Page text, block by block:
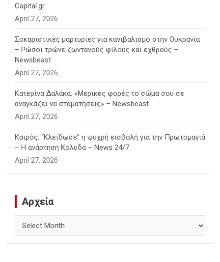
Capital.gr
April 27, 2026
Σοκαριστικές μαρτυρίες για κανιβαλισμό στην Ουκρανία
– Ρώσοι τρώνε ζωντανούς φίλους και εχθρούς –
Newsbeast
April 27, 2026
Κατερίνα Δαλάκα: «Μερικές φορές το σώμα σου σε
αναγκάζει να σταματήσεις» – Newsbeast
April 27, 2026
Καιρός: “Κλείδωσε” η ψυχρή εισβολή για την Πρωτομαγιά
– Η ανάρτηση Κολυδά – News 24/7
April 27, 2026
Αρχεία